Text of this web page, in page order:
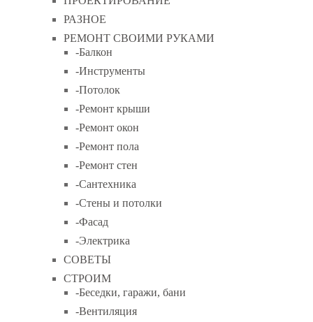
РАЗНОЕ
РЕМОНТ СВОИМИ РУКАМИ
-Балкон
-Инструменты
-Потолок
-Ремонт крыши
-Ремонт окон
-Ремонт пола
-Ремонт стен
-Сантехника
-Стены и потолки
-Фасад
-Электрика
СОВЕТЫ
СТРОИМ
-Беседки, гаражи, бани
-Вентиляция